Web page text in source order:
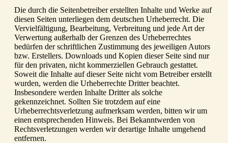
Die durch die Seitenbetreiber erstellten Inhalte und Werke auf
diesen Seiten unterliegen dem deutschen Urheberrecht. Die
Vervielfältigung, Bearbeitung, Verbreitung und jede Art der
Verwertung außerhalb der Grenzen des Urheberrechtes
bedürfen der schriftlichen Zustimmung des jeweiligen Autors
bzw. Erstellers. Downloads und Kopien dieser Seite sind nur
für den privaten, nicht kommerziellen Gebrauch gestattet.
Soweit die Inhalte auf dieser Seite nicht vom Betreiber erstellt
wurden, werden die Urheberrechte Dritter beachtet.
Insbesondere werden Inhalte Dritter als solche
gekennzeichnet. Sollten Sie trotzdem auf eine
Urheberrechtsverletzung aufmerksam werden, bitten wir um
einen entsprechenden Hinweis. Bei Bekanntwerden von
Rechtsverletzungen werden wir derartige Inhalte umgehend
entfernen.